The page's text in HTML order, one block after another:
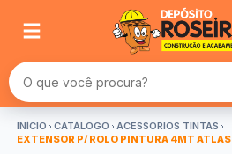
Buscar produtos
INÍCIO CATÁLOGO
ACESSÓRIOS TINTAS
EXTENSOR P/ ROLO PINTURA 4MT ATLAS